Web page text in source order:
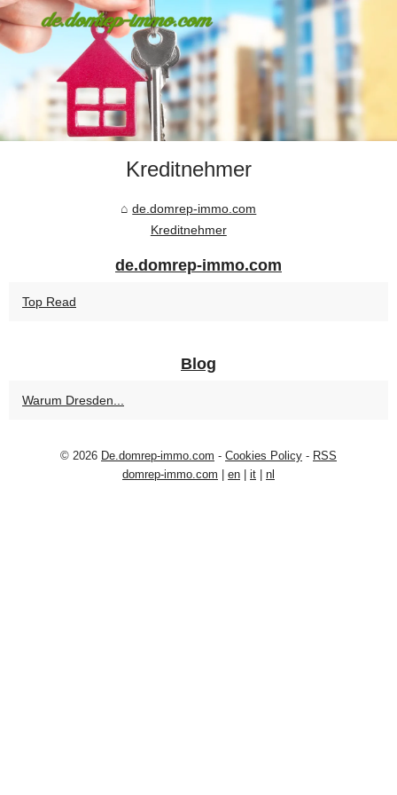
Kreditnehmer
de.domrep-immo.com
Kreditnehmer
de.domrep-immo.com
Top Read
Blog
Warum Dresden...
© 2026 De.domrep-immo.com - Cookies Policy - RSS
domrep-immo.com | en | it | nl